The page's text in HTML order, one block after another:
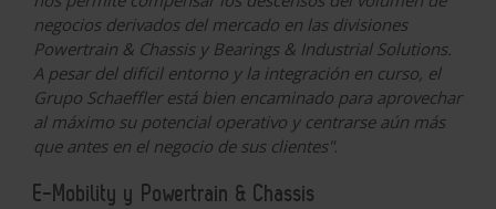
negocios derivados del mercado en las divisiones
Powertrain & Chassis y Bearings & Industrial Solutions.
A pesar del difícil entorno y la integración en curso, el
Grupo Schaeffler está bien encaminado para aprovechar
al máximo su potencial operativo y centrarse aún más
que antes en el negocio de sus clientes".
E-Mobility y Powertrain & Chassis